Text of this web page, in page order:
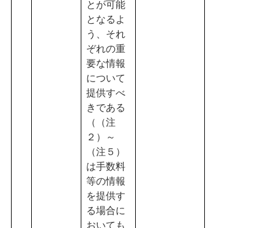
とが可能
となるよ
う、それ
ぞれの重
要な情報
について
提供すべ
きである
（（注
２）～
（注５）
は手数料
等の情報
を提供す
る場合に
おいても